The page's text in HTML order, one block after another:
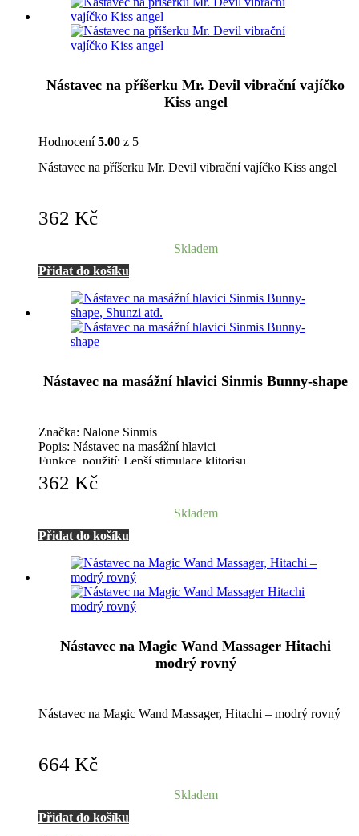
Nástavec na příšerku Mr. Devil vibrační vajíčko
Kiss angel
Hodnocení5.00 z 5
Nástavec na příšerku Mr. Devil vibrační vajíčko Kiss angel
362 Kč
Skladem
Přidat do košíku
Nástavec na masážní hlavici Sinmis Bunny-shape
Značka: Nalone Sinmis
Popis: Nástavec na masážní hlavici
Funkce, použití: Lepší stimulace klitorisu
Materiál: Silikon
362 Kč
Skladem
Přidat do košíku
Nástavec na Magic Wand Massager Hitachi
modrý rovný
Nástavec na Magic Wand Massager, Hitachi – modrý rovný
664 Kč
Skladem
Přidat do košíku